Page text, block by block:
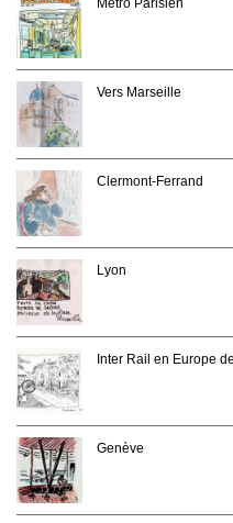
Métro Parisien
Vers Marseille
Clermont-Ferrand
Lyon
Inter Rail en Europe
Genève